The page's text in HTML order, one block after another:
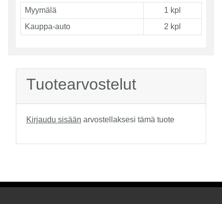
Myymälä
1 kpl
Kauppa-auto
2 kpl
Tuotearvostelut
Kirjaudu sisään arvostellaksesi tämä tuote